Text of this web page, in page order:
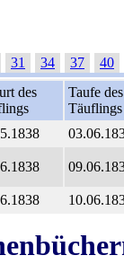
31 34 37
40
des
Taufe des
Täuflings